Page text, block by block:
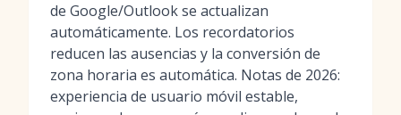
de Google/Outlook se actualizan
automáticamente. Los recordatorios
reducen las ausencias y la conversión de
zona horaria es automática. Notas de 2026:
experiencia de usuario móvil estable,